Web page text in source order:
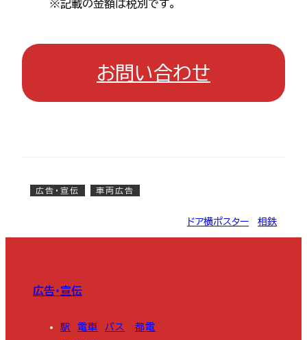
※記載の金額は税別です。
お問い合わせ
広告・宣伝 車両広告
ドア横ポスター 相鉄
広告・宣伝
駅 電車 バス
都電